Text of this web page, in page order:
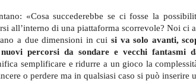
«Cosa succederebbe se ci fosse la
all’interno di una piattaforma scorrevole? Noi ci
a due dimensioni in cui si va solo avanti,
percorsi da sondare e vecchi fantasmi
semplificare e ridurre a un gioco la
o perdere ma in qualsiasi caso si può inserire